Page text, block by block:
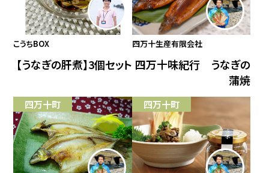
こうちBOX
【うなぎの肝煮】3個セット
四万十生産有限会社
四万十味紀行 うなぎの
蒲焼
四万十町 四万十町